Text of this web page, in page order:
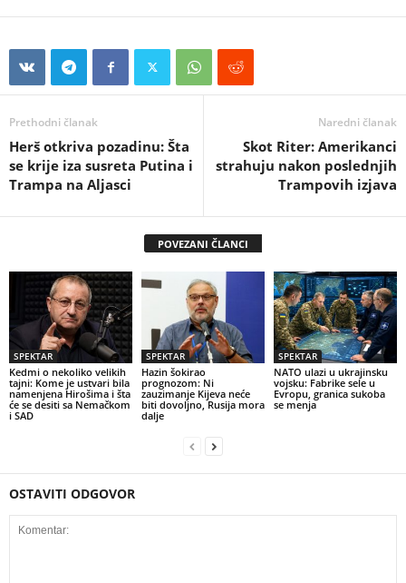
Prethodni članak
Herš otkriva pozadinu: Šta
se krije iza susreta Putina i
Trampa na Aljasci
Naredni članak
Skot Riter: Amerikanci
strahuju nakon poslednjih
Trampovih izjava
POVEZANI ČLANCI
SPEKTAR
Kedmi o nekoliko velikih
tajni: Kome je ustvari bila
namenjena Hirošima i šta
će se desiti sa Nemačkom
i SAD
SPEKTAR
Hazin šokirao
prognozom: Ni
zauzimanje Kijeva neće
biti dovoljno, Rusija mora
dalje
SPEKTAR
NATO ulazi u ukrajinsku
vojsku: Fabrike sele u
Evropu, granica sukoba
se menja
OSTAVITI ODGOVOR